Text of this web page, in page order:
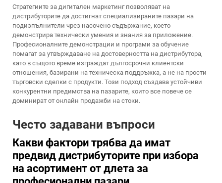
Стратегиите за дигитален маркетинг позволяват на
дистрибуторите да достигнат специализираните пазари на
подизпълнители чрез насочено съдържание, което
демонстрира технически умения и знания за приложение.
Професионалните демонстрации и програми за обучение
помагат за утвърждаване на достоверността на дистрибутора,
като в същото време изграждат дългосрочни клиентски
отношения, базирани на техническа поддръжка, а не на прости
търговски сделки с продукти. Този подход създава устойчиви
конкурентни предимства на пазарите, които все повече се
доминират от онлайн продажби на стоки.
Често задавани въпроси
Какви фактори трябва да имат
предвид дистрибуторите при избора
на асортимент от длета за